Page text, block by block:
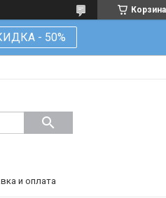
Корзина
- 50%
и оплата